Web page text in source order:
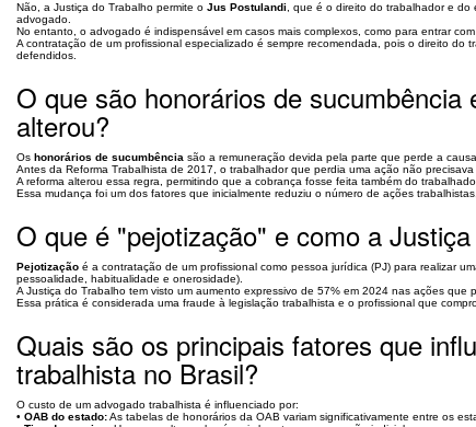
Não, a Justiça do Trabalho permite o Jus Postulandi , que é o direito do trabalhador e
advogado.
No entanto, o advogado é indispensável em casos mais complexos, como para entrar
A contratação de um profissional especializado é sempre recomendada, pois o direito
defendidos.
O que são honorários de
alterou?
Os honorários de sucumbência são a remuneração devida pela parte que perde a
Antes da Reforma Trabalhista de 2017, o trabalhador que perdia uma ação não precisava
A reforma alterou essa regra, permitindo que a cobrança fosse feita também do
Essa mudança foi um dos fatores que inicialmente reduziu o número de ações
O que é "pejotização" e como a
Pejotização é a contratação de um profissional como pessoa jurídica (PJ) para realizar
pessoalidade, habitualidade e onerosidade).
A Justiça do Trabalho tem visto um aumento expressivo de 57% em 2024 nas ações
Essa prática é considerada uma fraude à legislação trabalhista e o profissional que
Quais são os principais fatores que
trabalhista no Brasil?
O custo de um advogado trabalhista é influenciado por:
• OAB do estado:As tabelas de honorários da OAB variam significativamente entre os